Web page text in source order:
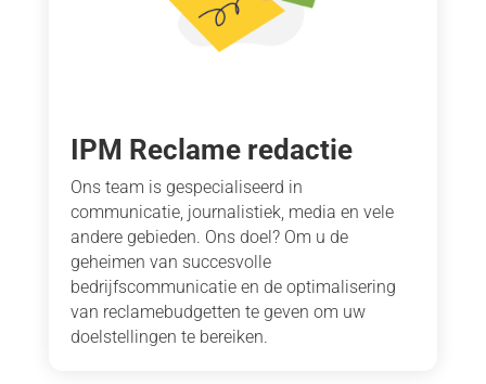
IPM Reclame redactie
Ons team is gespecialiseerd in
communicatie, journalistiek, media en vele
andere gebieden. Ons doel? Om u de
geheimen van succesvolle
bedrijfscommunicatie en de optimalisering
van reclamebudgetten te geven om uw
doelstellingen te bereiken.